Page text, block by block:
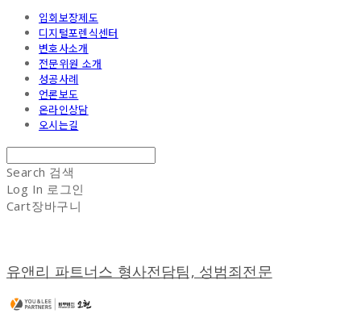
입회보장제도
디지털포렌식센터
변호사소개
전문위원 소개
성공사례
언론보도
온라인상담
오시는길
Search 검색
Log In 로그인
Cart장바구니
유앤리 파트너스 형사전담팀, 성범죄전문